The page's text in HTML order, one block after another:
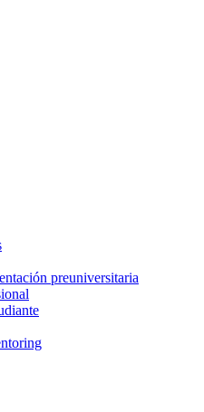
preuniversitaria